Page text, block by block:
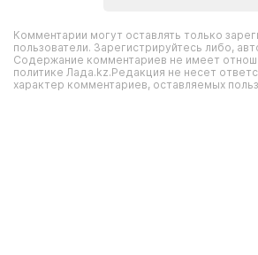
Комментарии могут оставлять только
пользователи. Зарегистрируйтесь либо,
Содержание комментариев не имеет
политике Лада.kz.Редакция не несет
характер комментариев, оставляемых